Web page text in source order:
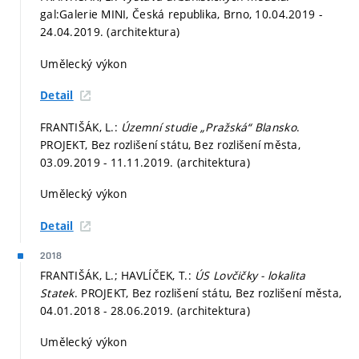
gal:Galerie MINI, Česká republika, Brno, 10.04.2019 -
24.04.2019. (architektura)
Umělecký výkon
Detail
FRANTIŠÁK, L.: Územní studie „Pražská“ Blansko.
PROJEKT, Bez rozlišení státu, Bez rozlišení města,
03.09.2019 - 11.11.2019. (architektura)
Umělecký výkon
Detail
2018
FRANTIŠÁK, L.; HAVLÍČEK, T.: ÚS Lovčičky - lokalita
Statek. PROJEKT, Bez rozlišení státu, Bez rozlišení města,
04.01.2018 - 28.06.2019. (architektura)
Umělecký výkon